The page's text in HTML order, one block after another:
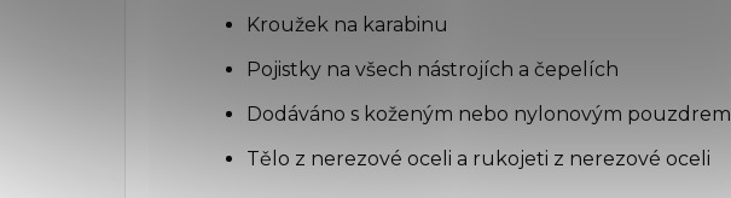
Kroužek na karabinu
Pojistky na všech nástrojích a čepelích
Dodáváno s koženým nebo nylonovým pouzdrem
Tělo z nerezové oceli a rukojeti z nerezové oceli